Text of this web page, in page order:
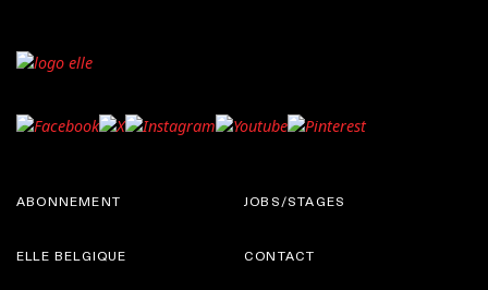
ABONNEMENT
ELLE BELGIQUE
JOBS/STAGES
CONTACT